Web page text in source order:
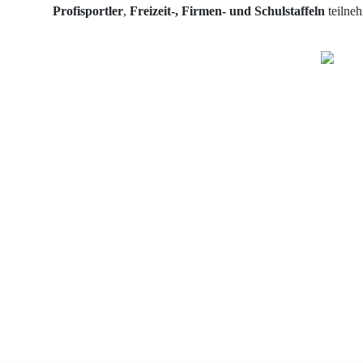
Profisportler, Freizeit-, Firmen- und Schulstaffeln